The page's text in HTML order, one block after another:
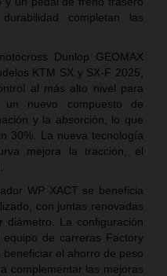
completan las
Dunlop GEOMAX
KTM SX y SX-F 2025,
al más alto nivel para
nuevo compuesto de
y la absorción, lo que
30%. La nueva tecnología
mejora la tracción, el
WP XACT se beneficia
con juntas renovadas
La configuración
de carreras Factory
el ahorro de peso
complementar las mejoras